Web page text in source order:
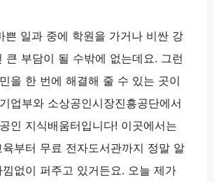
쁜 일과 중에 학원을 가거나 비싼 강
큰 부담이 될 수밖에 없는데요. 그런
을 한 번에 해결해 줄 수 있는 곳이
업부와 소상공인시장진흥공단에서
인 지식배움터입니다! 이곳에서는
부터 무료 전자도서관까지 정말 알
없이 퍼주고 있거든요. 오늘 제가